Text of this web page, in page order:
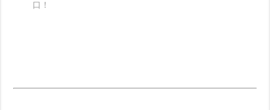
口！